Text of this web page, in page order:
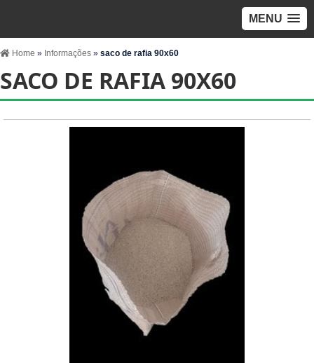
MENU
Home » Informações » saco de rafia 90x60
SACO DE RAFIA 90X60